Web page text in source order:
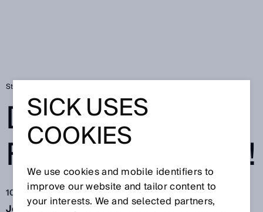
Startseite
DAS GROSSE F
INALE: FILM AB!
10.12.2021
SICK USES
COOKIES
We use cookies and mobile identifiers to
improve our website and tailor content to
your interests. We and selected partners,